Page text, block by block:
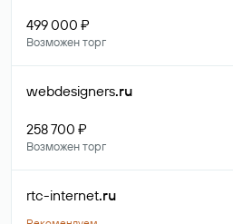
499 000 ₽
Возможен торг
webdesigners.ru
258 700 ₽
Возможен торг
rtc-internet.ru